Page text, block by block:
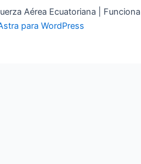
Aérea Ecuatoriana | Funciona
para WordPress